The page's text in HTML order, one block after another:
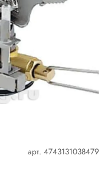
арт. 4743131038479